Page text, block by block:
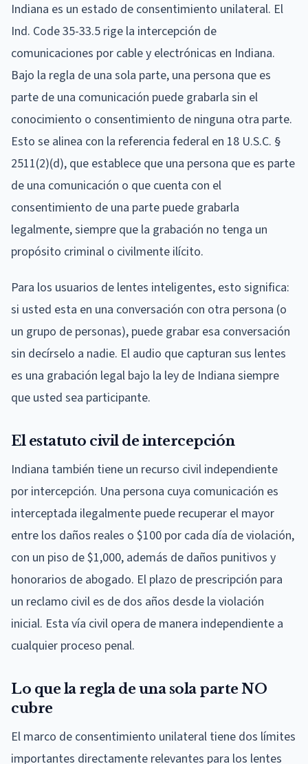
Indiana es un estado de consentimiento unilateral. El
Ind. Code 35-33.5 rige la intercepción de
comunicaciones por cable y electrónicas en Indiana.
Bajo la regla de una sola parte, una persona que es
parte de una comunicación puede grabarla sin el
conocimiento o consentimiento de ninguna otra parte.
Esto se alinea con la referencia federal en 18 U.S.C. §
2511(2)(d), que establece que una persona que es parte
de una comunicación o que cuenta con el
consentimiento de una parte puede grabarla
legalmente, siempre que la grabación no tenga un
propósito criminal o civilmente ilícito.
Para los usuarios de lentes inteligentes, esto significa:
si usted esta en una conversación con otra persona (o
un grupo de personas), puede grabar esa conversación
sin decírselo a nadie. El audio que capturan sus lentes
es una grabación legal bajo la ley de Indiana siempre
que usted sea participante.
El estatuto civil de intercepción
Indiana también tiene un recurso civil independiente
por intercepción. Una persona cuya comunicación es
interceptada ilegalmente puede recuperar el mayor
entre los daños reales o $100 por cada día de violación,
con un piso de $1,000, además de daños punitivos y
honorarios de abogado. El plazo de prescripción para
un reclamo civil es de dos años desde la violación
inicial. Esta vía civil opera de manera independiente a
cualquier proceso penal.
Lo que la regla de una sola parte NO
cubre
El marco de consentimiento unilateral tiene dos límites
importantes directamente relevantes para los lentes